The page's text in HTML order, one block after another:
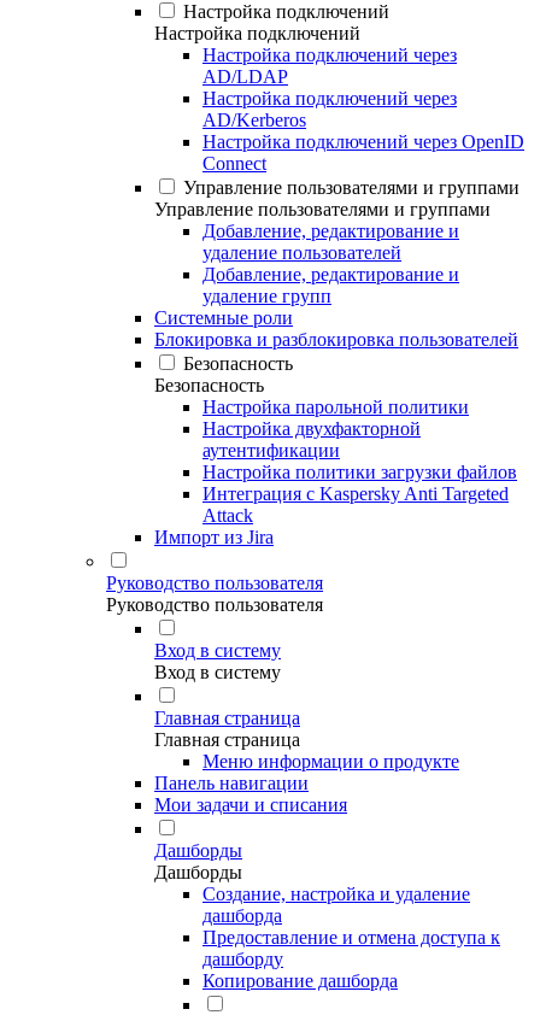
Настройка подключений
Настройка подключений
Настройка подключений через
AD/LDAP
Настройка подключений через
AD/Kerberos
Настройка подключений через OpenID
Connect
Управление пользователями и группами
Управление пользователями и группами
Добавление, редактирование и
удаление пользователей
Добавление, редактирование и
удаление групп
Системные роли
Блокировка и разблокировка пользователей
Безопасность
Безопасность
Настройка парольной политики
Настройка двухфакторной
аутентификации
Настройка политики загрузки файлов
Интеграция с Kaspersky Anti Targeted
Attack
Импорт из Jira
Руководство пользователя
Руководство пользователя
Вход в систему
Вход в систему
Главная страница
Главная страница
Меню информации о продукте
Панель навигации
Мои задачи и списания
Дашборды
Дашборды
Создание, настройка и удаление
дашборда
Предоставление и отмена доступа к
дашборду
Копирование дашборда